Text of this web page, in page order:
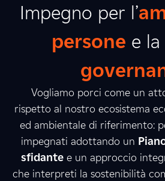
Impegno per l’
persone e
Vogliamo porci come un
rispetto al nostro ecosistema
ed ambientale di riferimento:
impegnati adottando un
sfidante e un approccio
che interpreti la sostenibilità